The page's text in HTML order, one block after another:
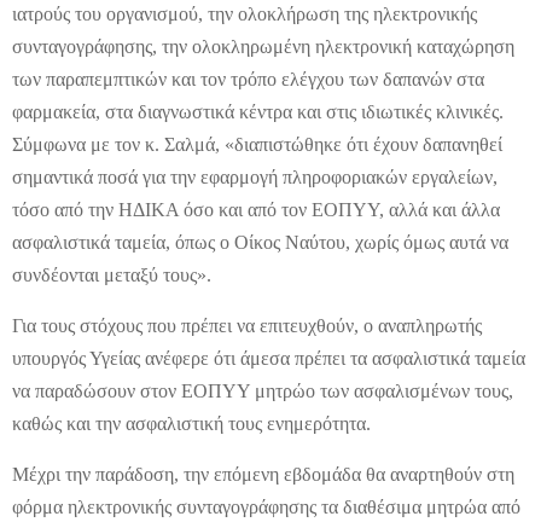
ιατρούς του οργανισμού, την ολοκλήρωση της ηλεκτρονικής
συνταγογράφησης, την ολοκληρωμένη ηλεκτρονική καταχώρηση
των παραπεμπτικών και τον τρόπο ελέγχου των δαπανών στα
φαρμακεία, στα διαγνωστικά κέντρα και στις ιδιωτικές κλινικές.
Σύμφωνα με τον κ. Σαλμά, «διαπιστώθηκε ότι έχουν δαπανηθεί
σημαντικά ποσά για την εφαρμογή πληροφοριακών εργαλείων,
τόσο από την ΗΔΙΚΑ όσο και από τον ΕΟΠΥΥ, αλλά και άλλα
ασφαλιστικά ταμεία, όπως ο Οίκος Ναύτου, χωρίς όμως αυτά να
συνδέονται μεταξύ τους».
Για τους στόχους που πρέπει να επιτευχθούν, ο αναπληρωτής
υπουργός Υγείας ανέφερε ότι άμεσα πρέπει τα ασφαλιστικά ταμεία
να παραδώσουν στον ΕΟΠΥΥ μητρώο των ασφαλισμένων τους,
καθώς και την ασφαλιστική τους ενημερότητα.
Μέχρι την παράδοση, την επόμενη εβδομάδα θα αναρτηθούν στη
φόρμα ηλεκτρονικής συνταγογράφησης τα διαθέσιμα μητρώα από